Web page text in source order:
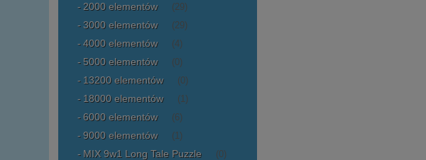
2000 elementów (29)
3000 elementów (29)
4000 elementów (4)
5000 elementów (0)
13200 elementów (0)
18000 elementów (1)
6000 elementów (6)
9000 elementów (1)
MIX 9w1 Long Tale Puzzle (0)